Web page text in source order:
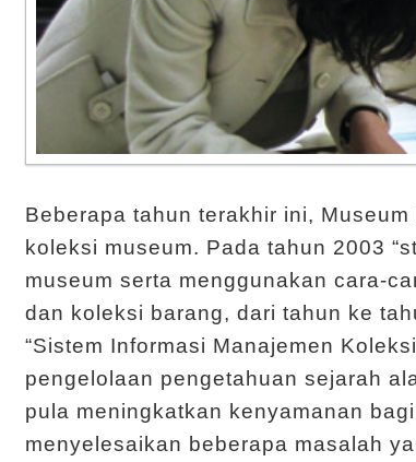
Beberapa tahun terakhir ini,
koleksi museum. Pada tahun 2003
museum serta menggunakan cara-
dan koleksi barang, dari tahun ke
“Sistem Informasi Manajemen
pengelolaan pengetahuan sejarah
pula meningkatkan kenyamanan
menyelesaikan beberapa masalah